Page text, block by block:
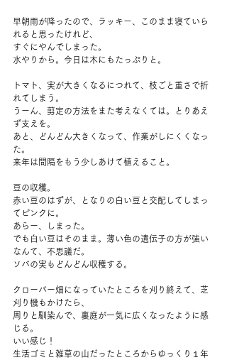
早朝雨が降ったので、ラッキー、このまま寝ていら
れると思ったけれど、
すぐにやんでしまった。
水やりから。今日は木にもたっぷりと。
トマト、実が大きくなるにつれて、枝ごと重さで折
れてしまう。
うーん、剪定の方法をまた考えなくては。とりあえ
ず支えを。
あと、どんどん大きくなって、作業がしにくくなっ
た。
来年は間隔をもう少しあけて植えること。
豆の収穫。
赤い豆のはずが、となりの白い豆と交配してしまっ
てピンクに。
あらー、しまった。
でも白い豆はそのまま。薄い色の遺伝子の方が強い
なんて、不思議だ。
ソバの実もどんどん収穫する。
クローバー畑になっていたところを刈り終えて、芝
刈り機もかけたら、
周りと馴染んで、裏庭が一気に広くなったように感
じる。
いい感じ！
生活ゴミと雑草の山だったところからゆっくり１年